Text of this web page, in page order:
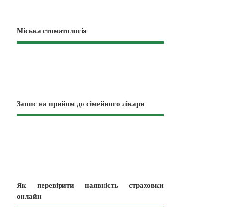
Міська стоматологія
Запис на прийом до сімейного лікаря
Як перевірити наявність страховки
онлайн